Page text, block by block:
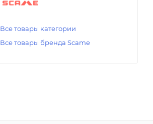
Все товары категории
Все товары бренда Scame